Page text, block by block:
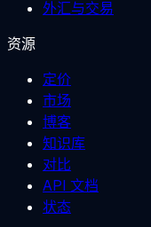
外汇与交易
资源
定价
市场
博客
知识库
对比
API 文档
状态